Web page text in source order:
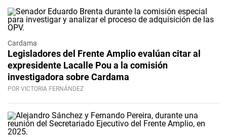
Cardama
Legisladores del Frente Amplio evalúan citar al
expresidente Lacalle Pou a la comisión
investigadora sobre Cardama
POR VICTORIA FERNÁNDEZ